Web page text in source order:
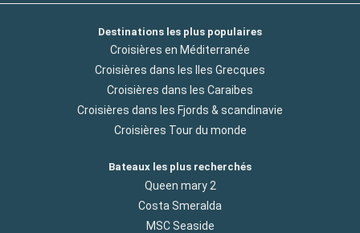
Destinations les plus populaires
Croisières en Méditerranée
Croisières dans les Iles Grecques
Croisières dans les Caraibes
Croisières dans les Fjords & scandinavie
Croisières Tour du monde
Bateaux les plus recherchés
Queen mary 2
Costa Smeralda
MSC Seaside